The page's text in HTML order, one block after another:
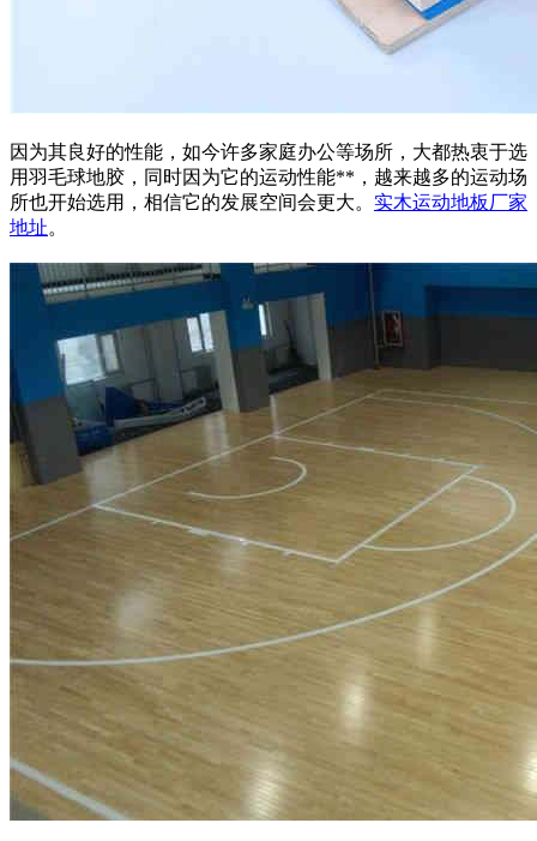
因为其良好的性能，如今许多家庭办公等场所，大都热衷于选
用羽毛球地胶，同时因为它的运动性能**，越来越多的运动场
所也开始选用，相信它的发展空间会更大。 实木运动地板厂家
地址。